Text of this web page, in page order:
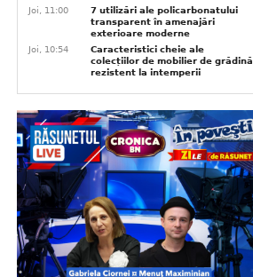
Joi, 11:00
7 utilizări ale policarbonatului
transparent în amenajări
exterioare moderne
Joi, 10:54
Caracteristici cheie ale
colecțiilor de mobilier de grădină
rezistent la intemperii